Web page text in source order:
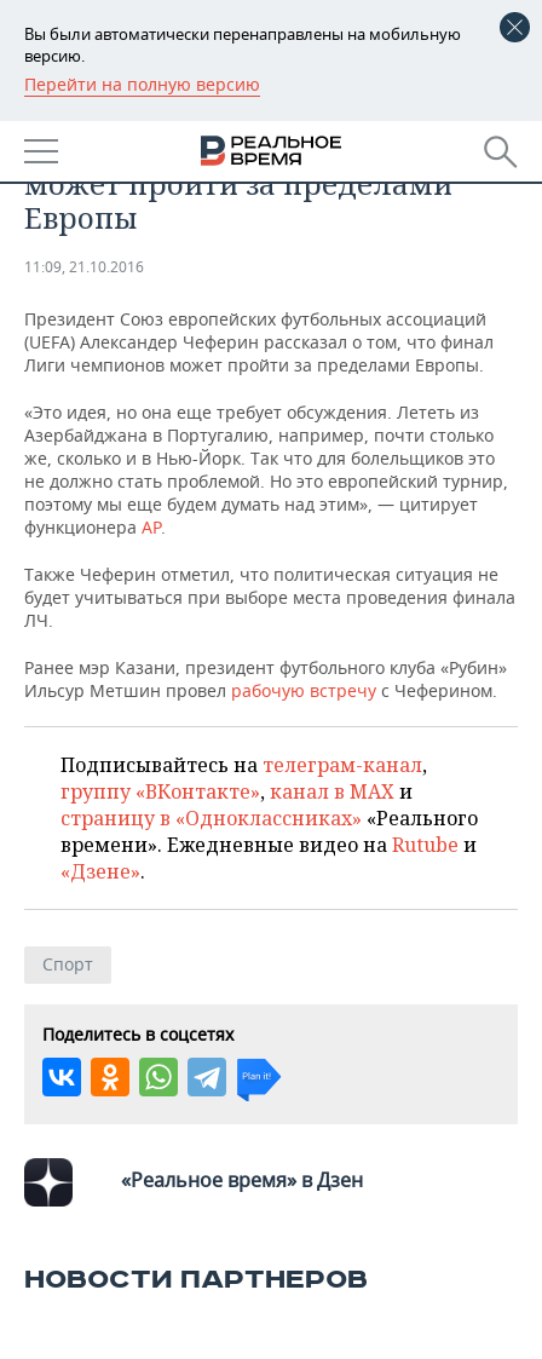
Вы были автоматически перенаправлены на мобильную
версию.
Перейти на полную версию
РЕГИОНЫ
БАШКОРТОСТАН
ТАТАРСТАН
НОВОСТИ
АНАЛИТИКА
ДЕКЛАРАЦИИ О ДОХОДАХ
КОРОЛИ ГОСЗАКАЗА ПФО
ВУЗЫ ТАТАРСТАНА
КОМУ ПРИНАДЛЕЖАТ
ТОРГОВЫЕ ЦЕНТРЫ
ТАТАРСТАНА
НОВОСТИ ЭКОНОМИКИ
ФИНАНСЫ
БАНКИ
БЮДЖЕТ
ИНВЕСТИЦИИ
ПРОМЫШЛЕННОСТЬ
НОВОСТИ
АГРОПРОМ
МАШИНОСТРОЕНИЕ
НЕФТЬ
ОПК
НЕДВИЖИМОСТЬ
НОВОСТИ НЕДВИЖИМОСТИ
АВТО
НОВОСТИ АВТО
БИЗНЕС
НОВОСТИ БИЗНЕСА
РОЗНИЧНАЯ ТОРГОВЛЯ
УСЛУГИ
ТЕХНОЛОГИИ
НОВОСТИ ТЕХНОЛОГИЙ
МЕДИА
ТЕЛЕКОММУНИКАЦИИ
МЕРОПРИЯТИЯ
ВЫЕЗДНАЯ РЕДАКЦИЯ
БИЗНЕС-БРАНЧИ
ONLINE-КОНФЕРЕНЦИИ
ОТКРЫТАЯ ЛЕКЦИЯ
НОВОСТИ СПОРТА
ФУТБОЛ
ХОККЕЙ
БАСКЕТБОЛ
КИБЕРСПОРТ
ФИГУРНОЕ КАТАНИЕ
ВОДНЫЕ ВИДЫ СПОРТА
ОБЩЕСТВО
НОВОСТИ ОБЩЕСТВА
ВЛАСТЬ
ИНФРАСТРУКТУРА
КУЛЬТУРА
МЕДИЦИНА
ОБРАЗОВАНИЕ
ФОТОГАЛЕРЕЯ
СЮЖЕТЫ
СПРАВОЧНИК
СПИСОК КОМПАНИЙ
Финал Лиги чемпионов УЕФА
может пройти за пределами
Европы
11:09, 21.10.2016
Президент Союз европейских футбольных ассоциаций
(UEFA) Александер Чеферин рассказал о том, что финал
Лиги чемпионов может пройти за пределами Европы.
«Это идея, но она еще требует обсуждения. Лететь из
Азербайджана в Португалию, например, почти столько
же, сколько и в Нью-Йорк. Так что для болельщиков это
не должно стать проблемой. Но это европейский турнир,
поэтому мы еще будем думать над этим», — цитирует
функционера AP.
Также Чеферин отметил, что политическая ситуация не
будет учитываться при выборе места проведения финала
ЛЧ.
Ранее мэр Казани, президент футбольного клуба «Рубин»
Ильсур Метшин провел рабочую встречу с Чеферином.
Подписывайтесь на телеграм-канал,
группу «ВКонтакте»,канал в MAXи
страницу в «Одноклассниках» «Реального
времени». Ежедневные видео наRutube и
«Дзене».
Спорт
Поделитесь в соцсетях
«Реальное время» в Дзен
НОВОСТИ ПАРТНЕРОВ